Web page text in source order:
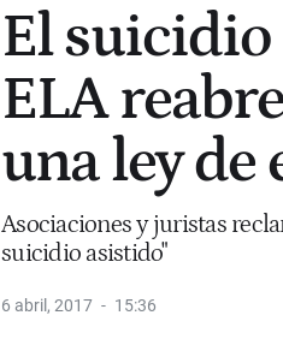
El suicidio
ELA
una ley de
Asociaciones y juristas
suicidio asistido"
6 abril, 2017 15:36